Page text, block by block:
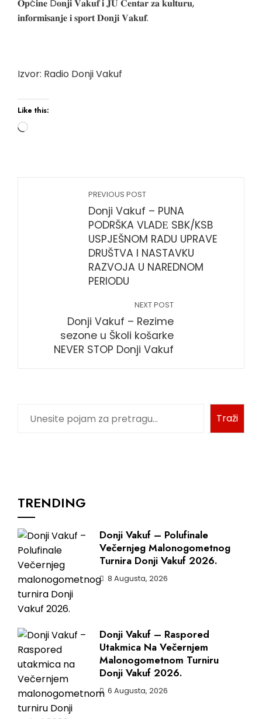
𝐎𝐩ć𝐢𝐧𝐞 D𝐨𝐧𝐣𝐢 𝐕𝐚𝐤𝐮𝐟 𝐢 𝐉𝐔 𝐂𝐞𝐧𝐭𝐚𝐫 𝐳𝐚 𝐤𝐮𝐥𝐭𝐮𝐫𝐮,
𝐢𝐧𝐟𝐨𝐫𝐦𝐢𝐬𝐚𝐧𝐣𝐞 𝐢 𝐬𝐩𝐨𝐫𝐭 𝐃𝐨𝐧𝐣𝐢 𝐕𝐚𝐤𝐮𝐟.
Izvor: Radio Donji Vakuf
Like this:
PREVIOUS POST
Donji Vakuf – PUNA
PODRŠKA VLADЕ SBK/KSB
USPJEŠNOM RADU UPRAVE
DRUŠTVA I NASTAVKU
RAZVOJA U NAREDNOM
PERIODU
NEXT POST
Donji Vakuf – Rezime
sezone u Školi košarke
NEVER STOP Donji Vakuf
Traži
TRENDING
Donji Vakuf – Polufinale
Večernjeg Malonogometnog
Turnira Donji Vakuf 2026.
8 Augusta, 2026
Donji Vakuf – Raspored
Utakmica Na Večernjem
Malonogometnom Turniru
Donji Vakuf 2026.
6 Augusta, 2026